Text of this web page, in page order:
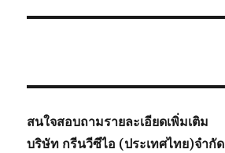
สนใจสอบถามรายละเอียดเพิ่มเติม
บริษัท กรีนวีซีไอ (ประเทศไทย)จำกัด